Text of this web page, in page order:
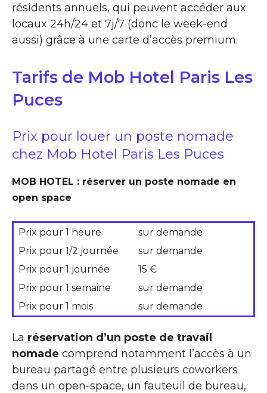
résidents annuels, qui peuvent accéder aux
locaux 24h/24 et 7j/7 (donc le week-end
aussi) grâce à une carte d’accès premium.
Tarifs de Mob Hotel Paris Les
Puces
Prix pour louer un poste nomade
chez Mob Hotel Paris Les Puces
MOB HOTEL : réserver un poste nomade en
open space
Prix pour 1 heure
sur demande
Prix pour 1/2 journée
sur demande
Prix pour 1 journée
15 €
Prix pour 1 semaine
sur demande
Prix pour 1 mois
sur demande
La réservation d’un poste de travail
nomade comprend notamment l’accès à un
bureau partagé entre plusieurs coworkers
dans un open-space, un fauteuil de bureau,